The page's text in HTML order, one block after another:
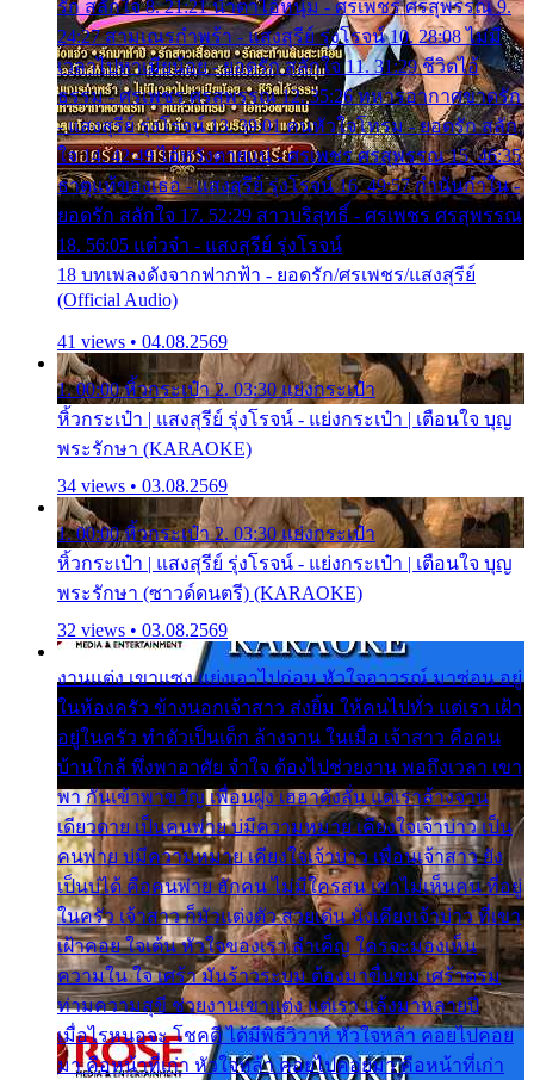
รัก สลักใจ 8. 21:21 น้ำตาไอ้หนุ่ม - ศรเพชร ศรสุพรรณ 9.
24:27 สามเณรกำพร้า - แสงสุรีย์ รุ่งโรจน์ 10. 28:08 ไม่มี
เวลาไปหาเมียน้อย - ยอดรัก สลักใจ 11. 31:29 ชีวิตไอ้
ธรรม - ศรเพชร ศรสุพรรณ 12. 35:26 ทหารอากาศขาดรัก
- แสงสุรีย์ รุ่งโรจน์ 13. 39:01 คนหัวใจโทรม - ยอดรัก สลัก
ใจ 14. 42:49 ไอ้หวังตายแน่ - ศรเพชร ศรสุพรรณ 15. 46:35
ธาตุแท้ของเธอ - แสงสุรีย์ รุ่งโรจน์ 16. 49:57 กำนันกำใน -
ยอดรัก สลักใจ 17. 52:29 สาวบริสุทธิ์ - ศรเพชร ศรสุพรรณ
18. 56:05 แต๋วจ๋า - แสงสุรีย์ รุ่งโรจน์
18 บทเพลงดังจากฟากฟ้า - ยอดรัก/ศรเพชร/แสงสุรีย์
(Official Audio)
41 views • 04.08.2569
1. 00:00 หิ้วกระเป๋า 2. 03:30 แย่งกระเป๋า
หิ้วกระเป๋า | แสงสุรีย์ รุ่งโรจน์ - แย่งกระเป๋า | เตือนใจ บุญ
พระรักษา (KARAOKE)
34 views • 03.08.2569
1. 00:00 หิ้วกระเป๋า 2. 03:30 แย่งกระเป๋า
หิ้วกระเป๋า | แสงสุรีย์ รุ่งโรจน์ - แย่งกระเป๋า | เตือนใจ บุญ
พระรักษา (ซาวด์ดนตรี) (KARAOKE)
32 views • 03.08.2569
งานแต่ง เขาแซง แย่งเอาไปก่อน หัวใจอาวรณ์ มาซ่อน อยู่
ในห้องครัว ข้างนอกเจ้าสาว ส่งยิ้ม ให้คนไปทั่ว แต่เรา เฝ้า
อยู่ในครัว ทำตัวเป็นเด็ก ล้างจาน ในเมื่อ เจ้าสาว คือคน
บ้านใกล้ พึ่งพาอาศัย จำใจ ต้องไปช่วยงาน พอถึงเวลา เขา
พา กันเข้าพาขวัญ เพื่อนฝูง เฮฮาดังลั่น แต่เราล้างจาน
เดียวดาย เป็นคนพ่าย บ่มีความหมาย เคียงใจเจ้าบ่าว เป็น
คนพ่าย บ่มีความหมาย เคียงใจเจ้าบ่าว เพื่อนเจ้าสาว ยัง
เป็นบ่ได้ คือคนพ่าย ฮักคน ไม่มีใครสน เขาไม่เห็นคน ที่อยู่
ในครัว เจ้าสาว ก็มัวแต่งตัว สวยเด่น นั่งเคียงเจ้าบ่าว ที่เขา
เฝ้าคอย ใจเต้น หัวใจของเรา ลำเค็ญ ใครจะมองเห็น
ความใน ใจ เศร้า มันร้าวระบม ต้องมาขื่นขม เศร้าตรม
ท่ามความสุขี ช่วยงานเขาแต่ง แต่เรา แล้งมาหลายปี
เมื่อไรหนอจะ โชคดี ได้มีพิธีวิวาห์ หัวใจหล้า คอยไปคอย
มา คือหน้าที่เก่า หัวใจหล้า คอยไปคอยมา คือหน้าที่เก่า